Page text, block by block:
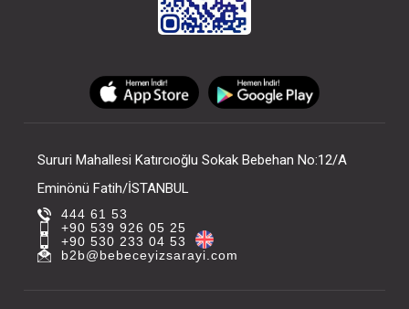
Sururi Mahallesi Katırcıoğlu Sokak Bebehan No:12/A
Eminönü Fatih/İSTANBUL
444 61 53
+90 539 926 05 25
+90 530 233 04 53
b2b@bebeceyizsarayi.com